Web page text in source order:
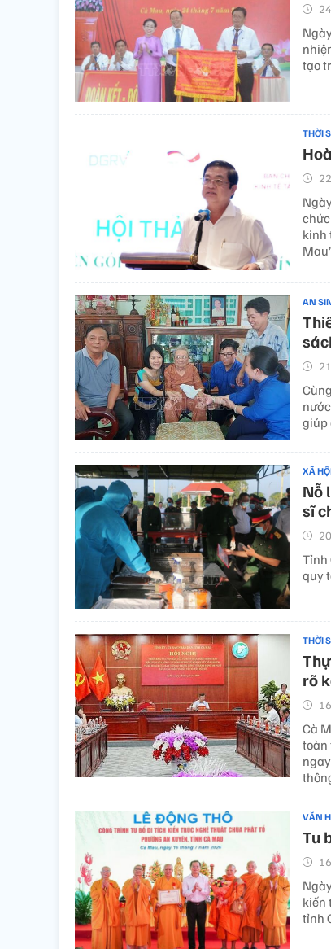
tạo
THỜI
kinh
AN
giúp
XÃ
Nỗ
sĩ
Tỉnh
quy
THỜI
rõ
Cà
toàn
VĂN
Tu
kiến
tỉnh